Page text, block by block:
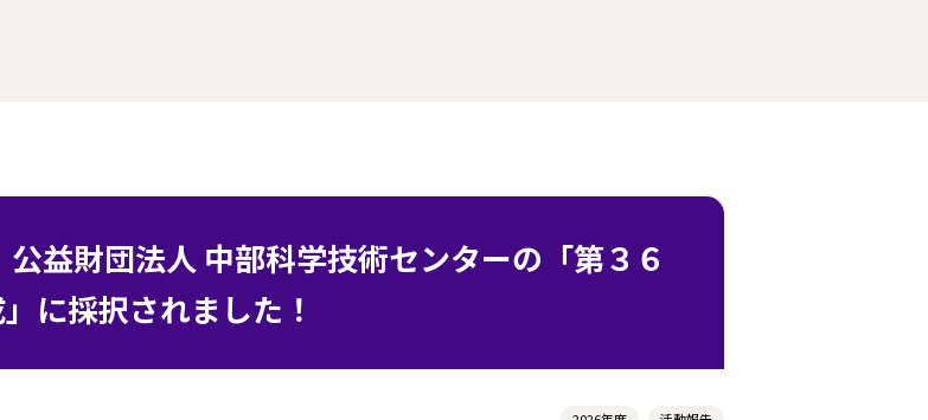
益財団法人 中部科学技術センターの「第３６
に採択されました！